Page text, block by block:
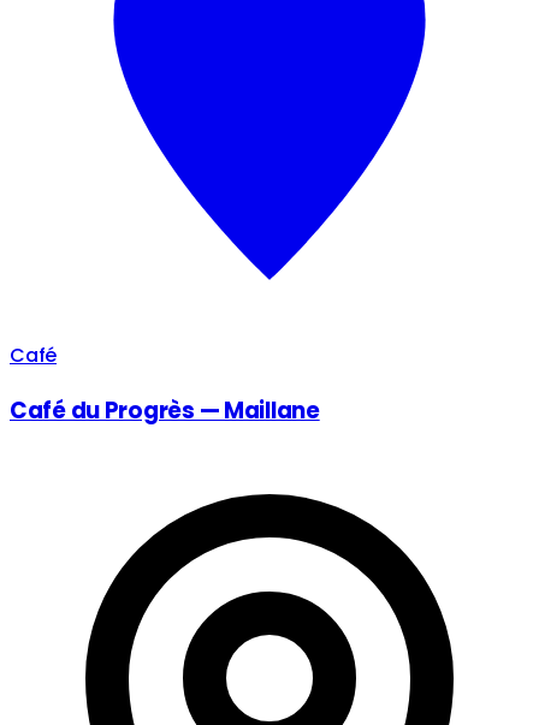
Café
Café du Progrès — Maillane